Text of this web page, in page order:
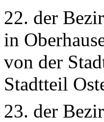
22. der
in
von der
Stadtteil
23. der